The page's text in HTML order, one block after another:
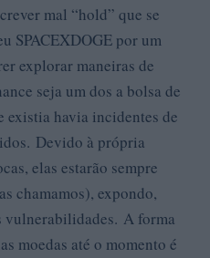
mal “hold” que se
SPACEXDOGE por um
explorar maneiras de
seja um dos a bolsa de
existia havia incidentes de
Devido à própria
elas estarão sempre
chamamos), expondo,
vulnerabilidades. A forma
moedas até o momento é